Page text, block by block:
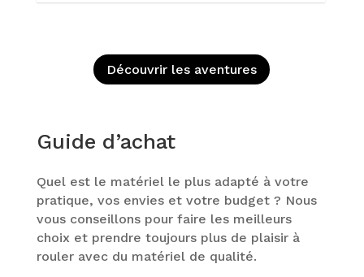
Découvrir les aventures
Guide d’achat
Quel est le matériel le plus adapté à votre
pratique, vos envies et votre budget ? Nous
vous conseillons pour faire les meilleurs
choix et prendre toujours plus de plaisir à
rouler avec du matériel de qualité.